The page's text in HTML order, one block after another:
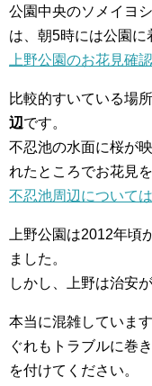
公園中央のソメイヨ
は、朝5時には公園に
上野公園のお花見確
比較的すいている場所
辺です。
不忍池の水面に桜が
れたところでお花見
不忍池周辺について
上野公園は2012年頃
ました。
しかし、上野は治安
本当に混雑していま
ぐれもトラブルに巻
を付けてください。